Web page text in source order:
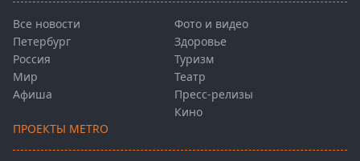
Все новости
Петербург
Россия
Мир
Афиша
Фото и видео
Здоровье
Туризм
Театр
Пресс-релизы
Кино
ПРОЕКТЫ METRO